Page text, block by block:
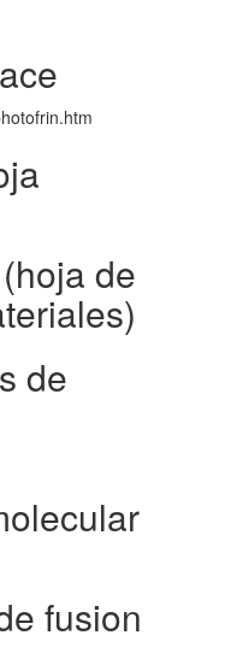
de
de
fusion